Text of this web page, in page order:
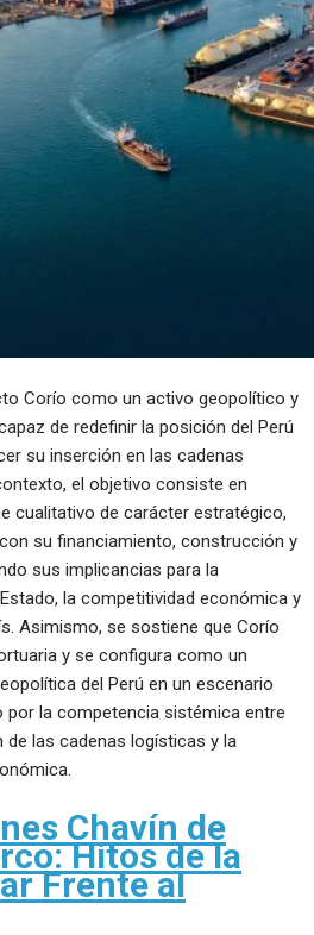
Corío como un activo geopolítico y
de redefinir la posición del Perú
su inserción en las cadenas
el objetivo consiste en
cualitativo de carácter estratégico,
su financiamiento, construcción y
sus implicancias para la
la competitividad económica y
Asimismo, se sostiene que Corío
y se configura como un
del Perú en un escenario
por la competencia sistémica entre
las cadenas logísticas y la
Chavín de
Hitos de la
Frente al